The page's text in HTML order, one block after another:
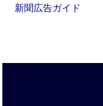
新聞広告ガイド